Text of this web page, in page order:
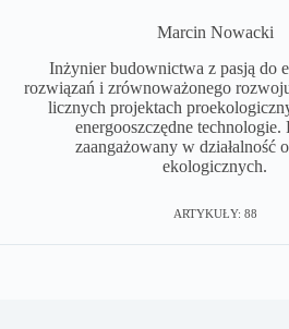
Marcin Nowacki
Inżynier budownictwa z pasją do
rozwiązań i zrównoważonego
licznych projektach
energooszczędne technologie.
zaangażowany w działalność
ekologicznych.
ARTYKUŁY: 88